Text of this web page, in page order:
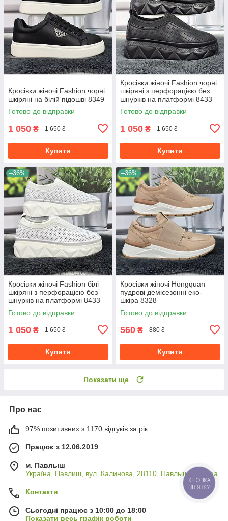
Кросівки жіночі Fashion чорні
шкіряні на білій підошві 8349
Готово до відправки
1 050 ₴ 1 650 ₴
Купити
Кросівки жіночі Fashion чорні
шкіряні з перфорацією без
шнурків на платформі 8433
Готово до відправки
1 050 ₴ 1 650 ₴
Купити
–36%
Кросівки жіночі Fashion білі
шкіряні з перфорацією без
шнурків на платформі 8433
Готово до відправки
1 050 ₴ 1 650 ₴
Купити
–36%
Кросівки жіночі Hongquan
пудрові демісезонні еко-
шкіра 8328
Готово до відправки
560 ₴ 880 ₴
Купити
Показати ще
Про нас
97% позитивних з 1170 відгуків за рік
Працює з 12.06.2019
м. Павлыш
Україна, Павлиш, вул. Калинова, 28110, Павлыш, Україна
Контакти
Сьогодні працює з 10:00 до 18:00
Показати весь графік роботи
КНОПКА
ЗВ'ЯЗКУ